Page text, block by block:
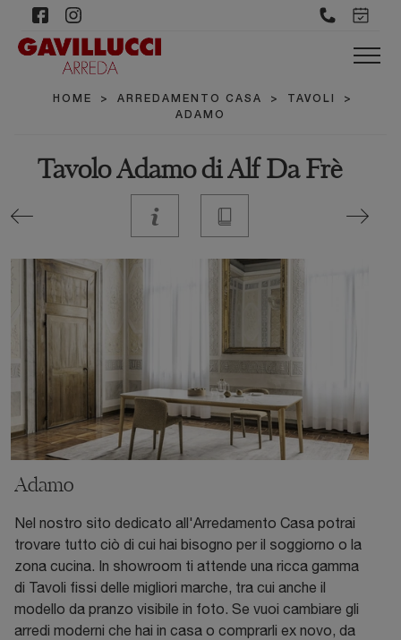
HOME > ARREDAMENTO CASA > TAVOLI
>
ADAMO
Tavolo Adamo di Alf Da Frè
Adamo
Nel nostro sito dedicato all'Arredamento Casa potrai
trovare tutto ciò di cui hai bisogno per il soggiorno o la
zona cucina. In showroom ti attende una ricca gamma
di Tavoli fissi delle migliori marche, tra cui anche il
modello da pranzo visibile in foto. Se vuoi cambiare gli
arredi moderni che hai in casa o comprarli ex novo, da